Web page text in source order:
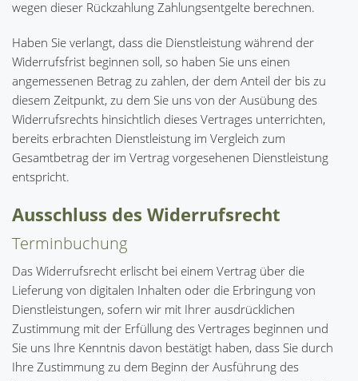
wegen dieser Rückzahlung Zahlungsentgelte berechnen.
Haben Sie verlangt, dass die Dienstleistung während der
Widerrufsfrist beginnen soll, so haben Sie uns einen
angemessenen Betrag zu zahlen, der dem Anteil der bis zu
diesem Zeitpunkt, zu dem Sie uns von der Ausübung des
Widerrufsrechts hinsichtlich dieses Vertrages unterrichten,
bereits erbrachten Dienstleistung im Vergleich zum
Gesamtbetrag der im Vertrag vorgesehenen Dienstleistung
entspricht.
Ausschluss des Widerrufsrecht
Terminbuchung
Das Widerrufsrecht erlischt bei einem Vertrag über die
Lieferung von digitalen Inhalten oder die Erbringung von
Dienstleistungen, sofern wir mit Ihrer ausdrücklichen
Zustimmung mit der Erfüllung des Vertrages beginnen und
Sie uns Ihre Kenntnis davon bestätigt haben, dass Sie durch
Ihre Zustimmung zu dem Beginn der Ausführung des